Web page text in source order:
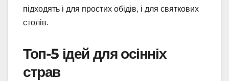
підходять і для простих обідів, і для святкових
столів.
Топ-5 ідей для осінніх
страв